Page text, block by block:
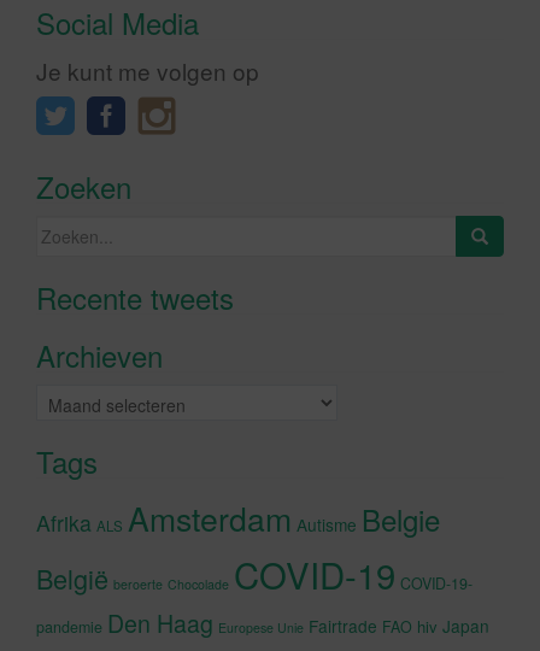
Social Media
Je kunt me volgen op
Zoeken
Zoeken
Recente tweetsKlik om marketing cookies te
Archieven
Archieven
Tags
Afrika ALS Amsterdam Autisme Belgie
België beroerte Chocolade COVID-19 COVID-19-
pandemie Den Haag Europese Unie Fairtrade FAO hiv Japan